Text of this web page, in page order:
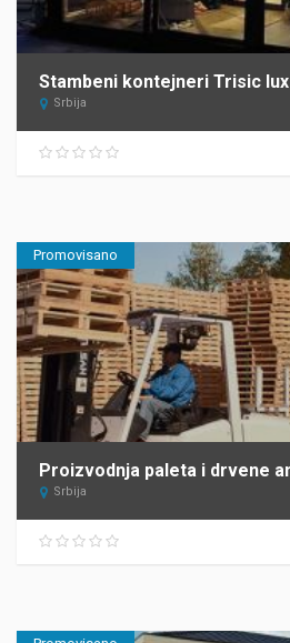
Stambeni kontejneri Trisic lux
Srbija
Promovisano
Srbija